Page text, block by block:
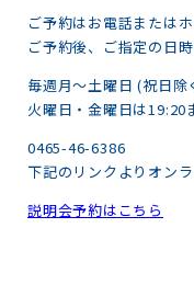
ご予約はお電話または
ご予約後、ご指定の日
毎週月〜土曜日 (祝日除
火曜日・金曜日は19:20
0465-46-6386
下記のリンクよりオン
説明会予約はこちら